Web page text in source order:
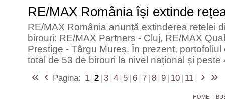
RE/MAX România își extinde
RE/MAX România anunță extinderea rețelei
birouri: RE/MAX Partners - Cluj, RE/MAX
Prestige - Târgu Mureș. În prezent,
total de 53 de birouri la nivel național și peste
« ‹ Pagina: 1 | 2 | 3 | 4 | 5 | 6 | 7 | 8 | 9 | 10 | 11 | › »
HOME